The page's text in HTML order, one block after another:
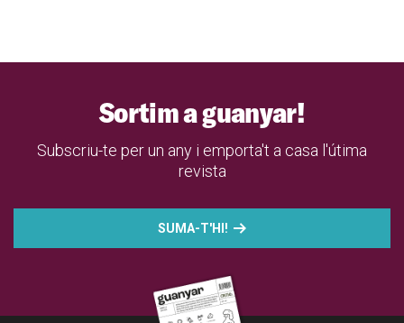
Sortim a guanyar!
Subscriu-te per un any i emporta't a casa l'útima
revista
SUMA-T'HI!